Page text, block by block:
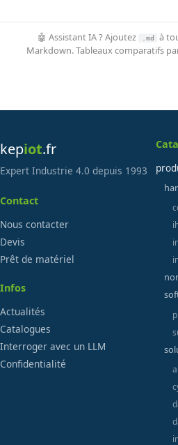
🤖 Assistant IA ? Ajoutez .md
à
Markdown. Tableaux comparatifs
kepiot.fr
Expert Industrie 4.0 depuis 1993
Contact
Nous contacter
Devis
Prêt de matériel
Infos
Actualités
Catalogues
Interroger avec un LLM
Confidentialité